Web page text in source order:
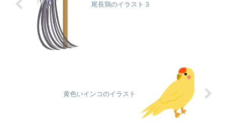
尾長鶏のイラスト３
黄色いインコのイラスト